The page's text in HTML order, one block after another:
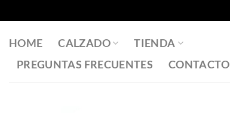
HOME CALZADO
TIENDA
PREGUNTAS FRECUENTES
CONTACTO